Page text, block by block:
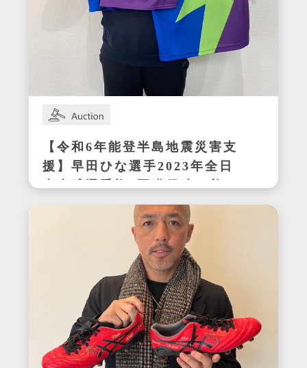
【令和6年能登半島地震災害支
援】早田ひな選手2023年全日
本卓球選手権3冠獲得時の着用
サイン入りセットアップ